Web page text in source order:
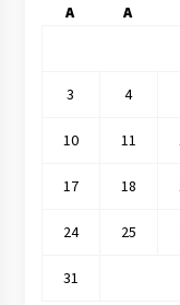
A A
3 4
10 11
17 18
24 25
31